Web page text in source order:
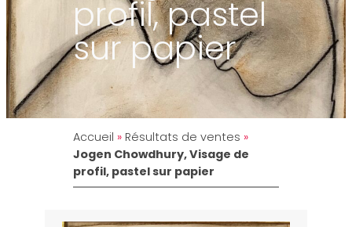
profil, pastel
sur papier
Accueil » Résultats de ventes »
Jogen Chowdhury, Visage de
profil, pastel sur papier